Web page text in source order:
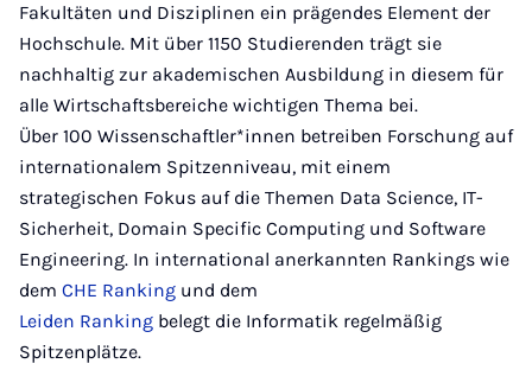
Fakultäten und Disziplinen ein prägendes Element der
Hochschule. Mit über 1150 Studierenden trägt sie
nachhaltig zur akademischen Ausbildung in diesem für
alle Wirtschaftsbereiche wichtigen Thema bei.
Über 100 Wissenschaftler*innen betreiben Forschung auf
internationalem Spitzenniveau, mit einem
strategischen Fokus auf die Themen Data Science, IT-
Sicherheit, Domain Specific Computing und Software
Engineering. In international anerkannten Rankings wie
dem CHE Ranking und dem
Leiden Ranking belegt die Informatik regelmäßig
Spitzenplätze.